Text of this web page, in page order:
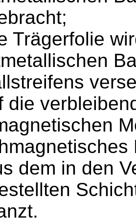
Trägerfolie
die
dem in den